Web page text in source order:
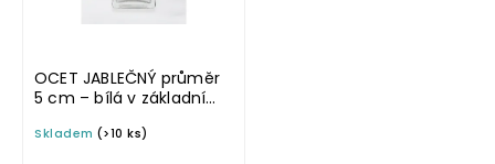
OCET JABLEČNÝ průměr
5 cm – bílá v základním
samolepka na
Skladem (>10 ks)